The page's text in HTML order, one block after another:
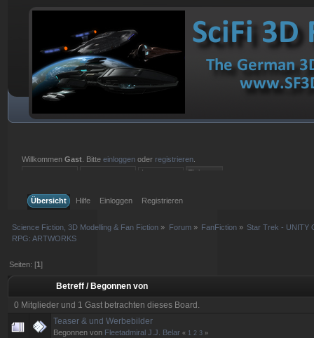
WillkommenGast . Bitteeinloggen oder registrieren
Übersicht
Hilfe Einloggen Registrieren
Science Fiction, 3D Modelling & Fan Fiction » Forum» FanFiction » Star Trek - UNITY
RPG: ARTWORKS
Seiten: [1]
Betreff / Begonnen von
0 Mitglieder und 1 Gast betrachten dieses Board.
Teaser & und Werbebilder
Begonnen von Fleetadmiral J.J. Belar « 1 2 3 »